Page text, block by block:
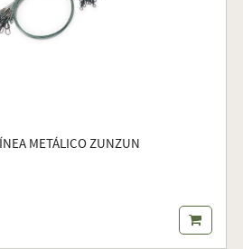
METÁLICO ZUNZUN